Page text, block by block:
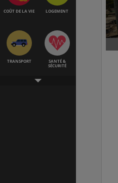
COÛT DE LA VIE LOGEMENT
TRANSPORT
SANTÉ &
SÉCURITÉ